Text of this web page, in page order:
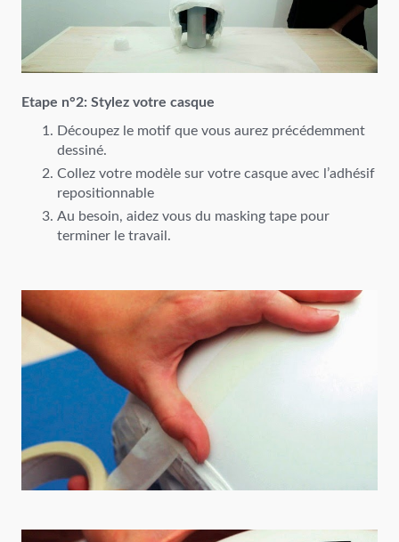
Etape n°2: Stylez votre casque
Découpez le motif que vous aurez précédemment
dessiné.
Collez votre modèle sur votre casque avec l’adhésif
repositionnable
Au besoin, aidez vous du masking tape pour
terminer le travail.